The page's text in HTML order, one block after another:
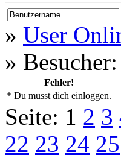
» User
»
Fehler!
* Du musst dich einloggen.
Seite: 1 2 3
22 23 24 25